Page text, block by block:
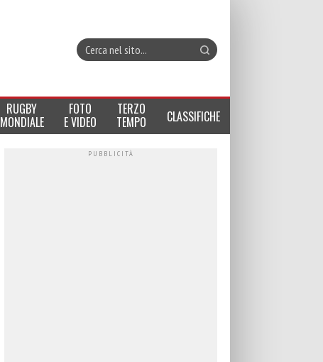
RUGBY
MONDIALE
FOTO
E VIDEO
TERZO
TEMPO CLASSIFICHE